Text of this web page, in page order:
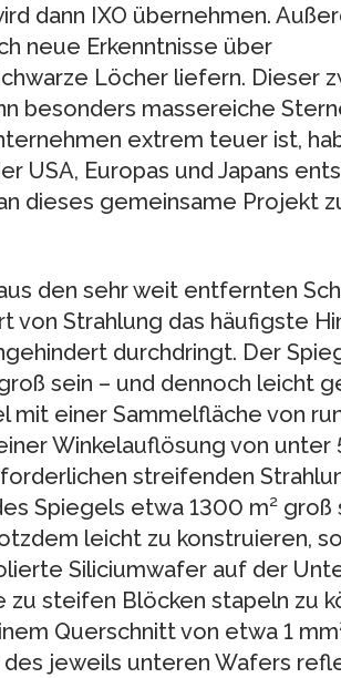
dann IXO übernehmen.
neue Erkenntnisse über
Löcher liefern. Dieser
besonders massereiche
extrem teuer ist,
USA, Europas und Japans
dieses gemeinsame Projekt
den sehr weit entfernten
von Strahlung das häufigste
durchdringt. Der
sein – und dennoch leicht
einer Sammelfläche von
Winkelauflösung von unter
streifenden
Spiegels etwa 1300 m² groß
leicht zu konstruieren,
Siliciumwafer auf der
zu steifen Blöcken stapeln zu
Querschnitt von etwa 1
jeweils unteren Wafers